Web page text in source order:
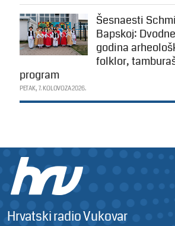
Šesnaesti
Bapskoj:
godina
folklor,
program
PETAK, 7. KOLOVOZA 2026.
Hrvatski radio Vukovar